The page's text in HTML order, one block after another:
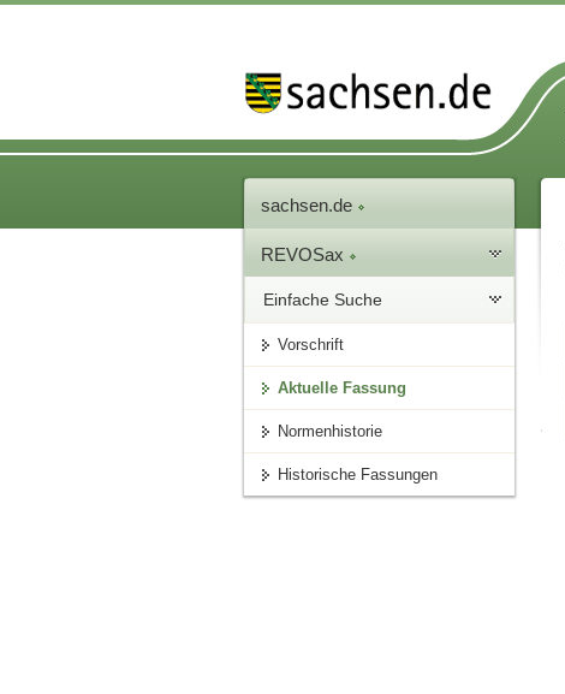
sachsen.de
REVOSax
Einfache Suche
Vorschrift
Aktuelle Fassung
Normenhistorie
Historische Fassungen